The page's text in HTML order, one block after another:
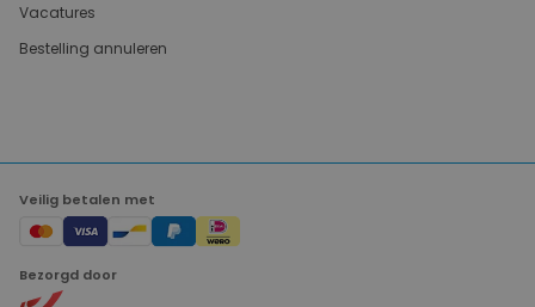
Vacatures
Bestelling annuleren
Veilig betalen met
Bezorgd door